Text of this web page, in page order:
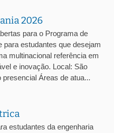
2026
para o Programa de
para estudantes que desejam
multinacional referência em
e inovação. Local: São
Áreas de atua...
estudantes da engenharia